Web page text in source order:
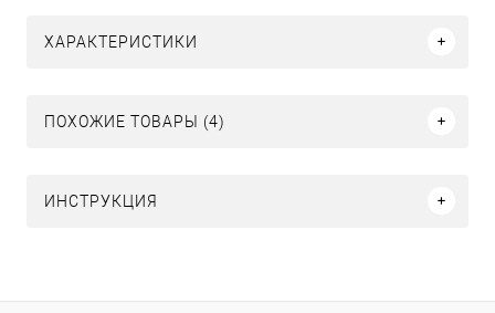
ХАРАКТЕРИСТИКИ
ПОХОЖИЕ ТОВАРЫ (4)
ИНСТРУКЦИЯ